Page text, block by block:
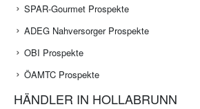
SPAR-Gourmet Prospekte
ADEG Nahversorger Prospekte
OBI Prospekte
ÖAMTC Prospekte
HÄNDLER IN HOLLABRUNN